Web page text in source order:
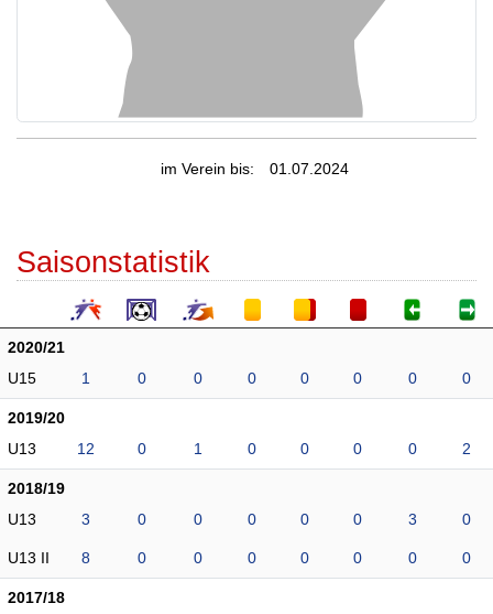
im Verein bis: 01.07.2024
Saisonstatistik
2020/21
U15
1 0 0 0 0 0 0 0
2019/20
U13
12 0 1 0 0 0 0 2
2018/19
U13
3 0 0 0 0 0 3 0
U13 II 8 0 0 0 0 0 0 0
2017/18